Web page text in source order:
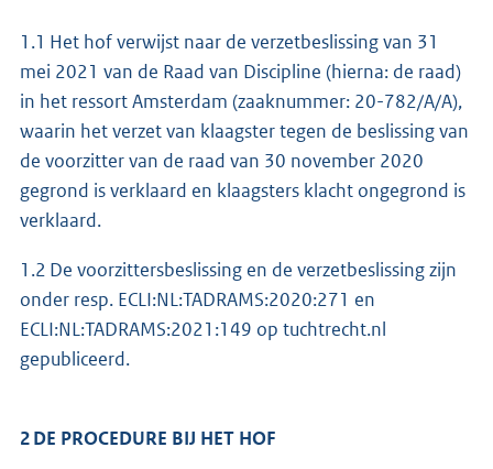
1.1 Het hof verwijst naar de verzetbeslissing van 31
mei 2021 van de Raad van Discipline (hierna: de raad)
in het ressort Amsterdam (zaaknummer: 20-782/A/A),
waarin het verzet van klaagster tegen de beslissing van
de voorzitter van de raad van 30 november 2020
gegrond is verklaard en klaagsters klacht ongegrond is
verklaard.
1.2 De voorzittersbeslissing en de verzetbeslissing zijn
onder resp. ECLI:NL:TADRAMS:2020:271 en
ECLI:NL:TADRAMS:2021:149 op tuchtrecht.nl
gepubliceerd.
2 DE PROCEDURE BIJ HET HOF